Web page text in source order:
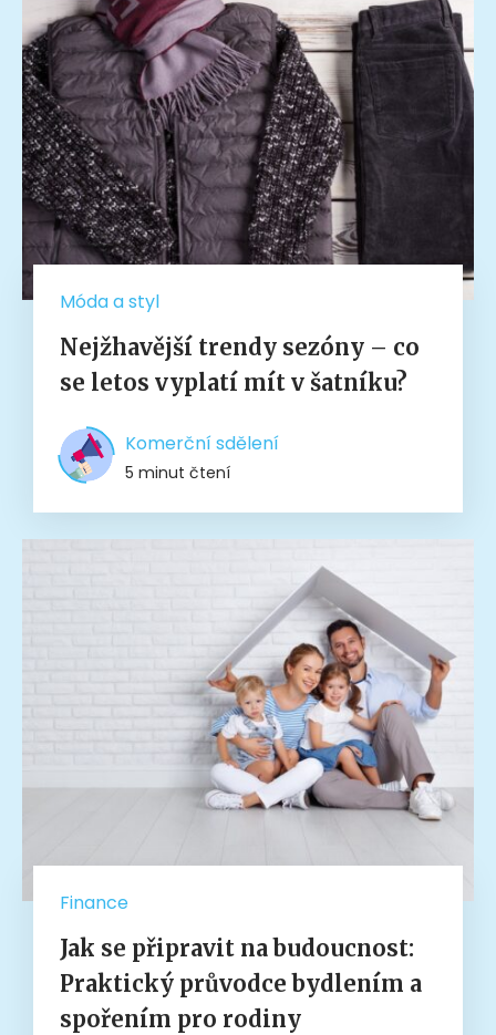
Móda a styl
Nejžhavější trendy sezóny – co
se letos vyplatí mít v šatníku?
Komerční sdělení
5 minut čtení
Finance
Jak se připravit na budoucnost:
Praktický průvodce bydlením a
spořením pro rodiny